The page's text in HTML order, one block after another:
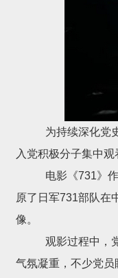
为持续深化党
入党积极分子集中
电影《731》
原了日军731部队在
像。
观影过程中，
气氛凝重，不少党